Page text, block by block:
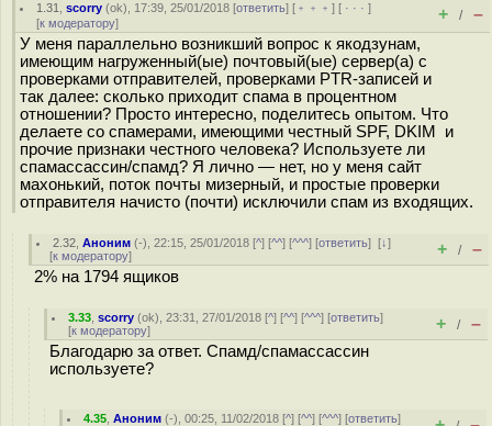
1.31 ,scorry (ok), 17:39, 25/01/2018 [ответить] [ ﹢﹢﹢] [ · · ·]
[к модератору] + / –
У меня параллельно возникший вопрос к якодзунам,
имеющим нагруженный(ые) почтовый(ые) сервер(а) с
проверками отправителей, проверками PTR-записей и
так далее: сколько приходит спама в процентном
отношении? Просто интересно, поделитесь опытом. Что
делаете со спамерами, имеющими честный SPF, DKIM и
прочие признаки честного человека? Используете ли
спамассассин/спамд? Я лично — нет, но у меня сайт
махонький, поток почты мизерный, и простые проверки
отправителя начисто (почти) исключили спам из входящих.
2.32 ,Аноним (-), 22:15, 25/01/2018 [^] [^^] [^^^] [ответить][↓]
[к модератору] + / –
2% на 1794 ящиков
3.33 ,scorry (ok), 23:31, 27/01/2018 [^] [^^] [^^^] [ответить]
[к модератору] + / –
Благодарю за ответ. Спамд/спамассассин
используете?
4.35 ,Аноним (-), 00:25, 11/02/2018 [^] [^^] [^^^] [ответить]